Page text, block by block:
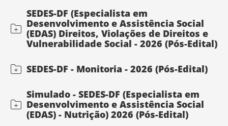
SEDES-DF (Especialista em
Desenvolvimento e Assistência Social
(EDAS) Direitos, Violações de Direitos e
Vulnerabilidade Social - 2026 (Pós-Edital)
SEDES-DF - Monitoria - 2026 (Pós-Edital)
Simulado - SEDES-DF (Especialista em
Desenvolvimento e Assistência Social
(EDAS) - Nutrição) 2026 (Pós-Edital)